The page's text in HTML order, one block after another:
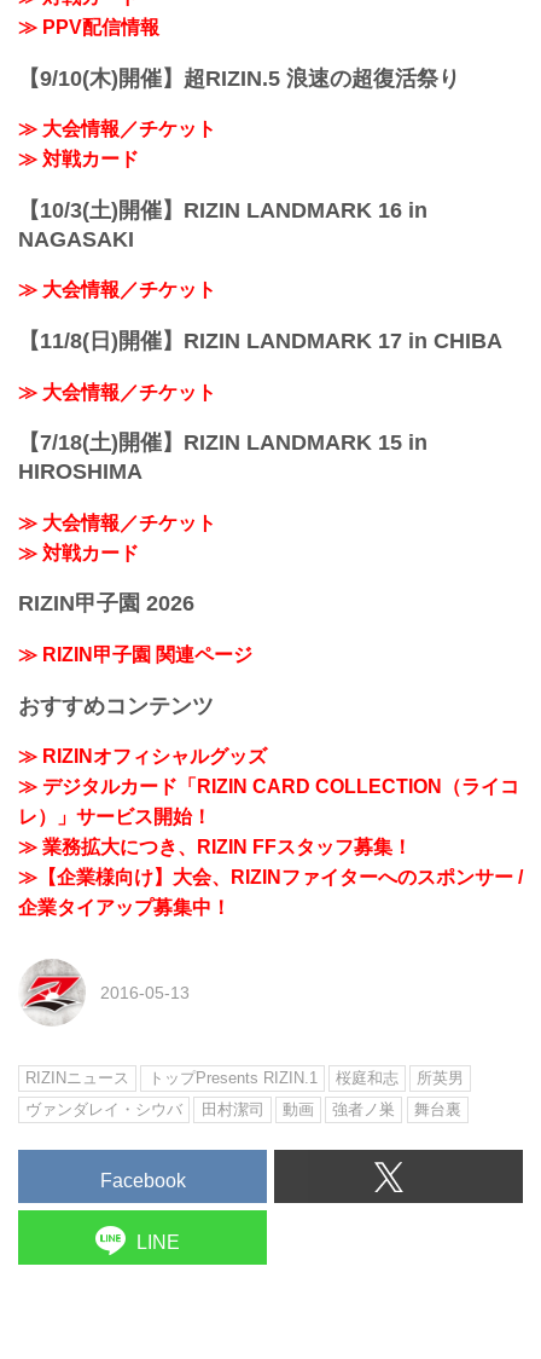
≫ PPV配信情報
【9/10(木)開催】超RIZIN.5 浪速の超復活祭り
≫ 大会情報／チケット
≫ 対戦カード
【10/3(土)開催】RIZIN LANDMARK 16 in
NAGASAKI
≫ 大会情報／チケット
【11/8(日)開催】RIZIN LANDMARK 17 in CHIBA
≫ 大会情報／チケット
【7/18(土)開催】RIZIN LANDMARK 15 in
HIROSHIMA
≫ 大会情報／チケット
≫ 対戦カード
RIZIN甲子園 2026
≫ RIZIN甲子園 関連ページ
おすすめコンテンツ
≫ RIZINオフィシャルグッズ
≫ デジタルカード「RIZIN CARD COLLECTION（ライコ
レ）」サービス開始！
≫ 業務拡大につき、RIZIN FFスタッフ募集！
≫【企業様向け】大会、RIZINファイターへのスポンサー /
企業タイアップ募集中！
2016-05-13
RIZINニュース トップPresents RIZIN.1 桜庭和志
所英男
ヴァンダレイ・シウバ
田村潔司 動画 強者ノ巣 舞台裏
Facebook
LINE